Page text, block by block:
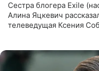
Сестра блогера Exile
Алина Яцкевич
телеведущая Ксения